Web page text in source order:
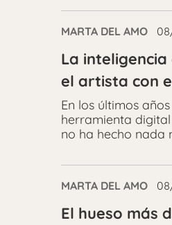
MARTA DEL AMO
La
el artista con
En los últimos
herramienta
no ha hecho nada
MARTA DEL AMO
El hueso más